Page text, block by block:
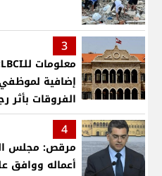
3
إضافية
الفروقات بأثر
4
مرقص: مجلس
أعماله ووافق